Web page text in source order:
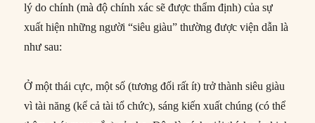
lý do chính (mà độ chính xác sẽ được thẩm định) của sự
xuất hiện những người “siêu giàu” thường được viện dẫn là
như sau:
Ở một thái cực, một số (tương đối rất ít) trở thành siêu giàu
vì tài năng (kể cả tài tổ chức), sáng kiến xuất chúng (có thể